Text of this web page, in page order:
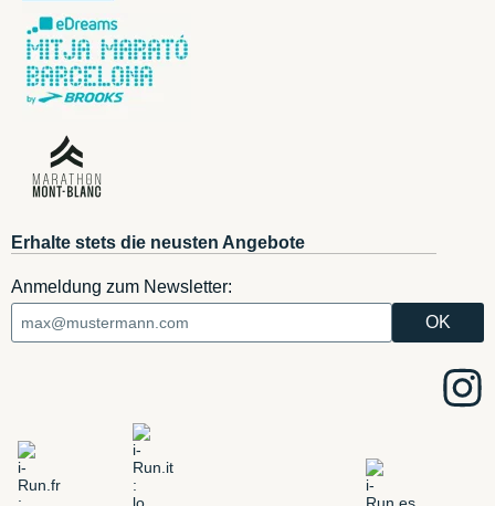
Erhalte stets die neusten Angebote
Anmeldung zum Newsletter: